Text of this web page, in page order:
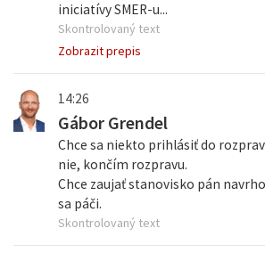
iniciatívy SMER-u...
Skontrolovaný text
Zobrazit prepis
14:26
Gábor Grendel
Chce sa niekto prihlásiť do
nie, končím rozpravu.
Chce zaujať stanovisko pán
sa páči.
Skontrolovaný text